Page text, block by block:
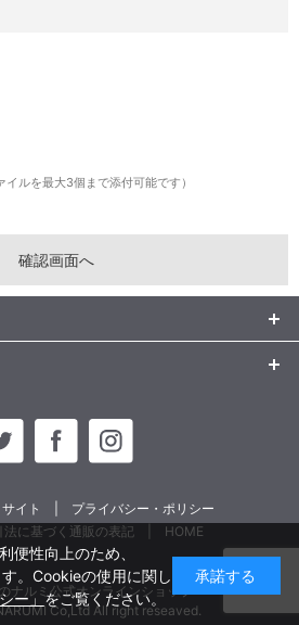
イルを最大3個まで添付可能です）
イト
プライバシー・ポリシー
法に基づく通販の表記
HOME
ナルミ公式オンラインショップ
Co,Ltd All right reseaved.
便性向上のため、
。Cookieの使用に関し
ー」をご覧ください。
承諾する